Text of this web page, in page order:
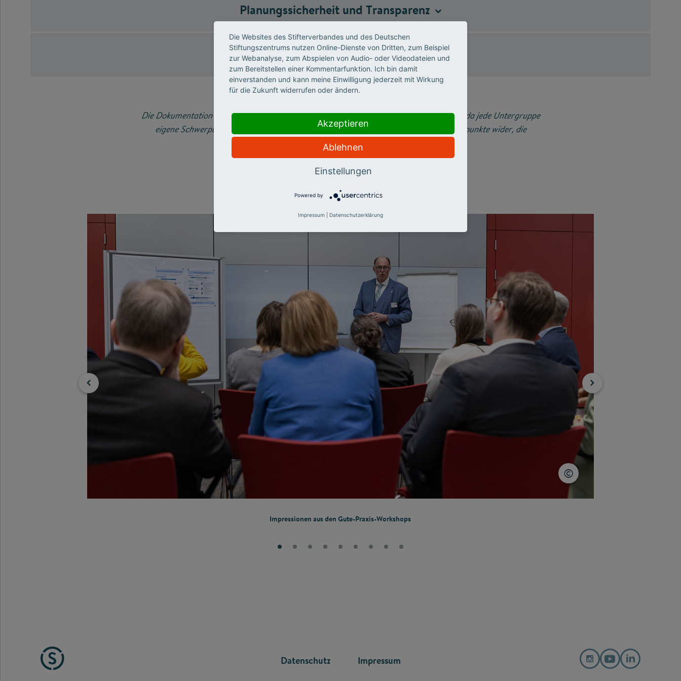
Planungssicherheit und Transparenz
Haushalts- undRechtsfragen
Die Dokumentation der Gute-Praxis-Workshop-Ergebnisse variiert in Umfang und Tiefe, da jede Untergruppe
eigene Schwerpunkte setzte. Dies spiegelt die Vielfalt der Arbeitsprozesse und Schwerpunkte wider, die
während des gesamten zweitägigen Workshops entstanden.
Impressionen aus den Gute-Praxis-Workshops
FOOTER
Datenschutz Impressum
Die Websites des Stifterverbandes und des Deutschen
Stiftungszentrums nutzen Online-Dienste von Dritten, zum Beispiel
zur Webanalyse, zum Abspielen von Audio- oder Videodateien und
zum Bereitstellen einer Kommentarfunktion. Ich bin damit
einverstanden und kann meine Einwilligung jederzeit mit Wirkung
für die Zukunft widerrufen oder ändern.
Akzeptieren
Ablehnen
Einstellungen
Powered by
Impressum Datenschutzerklärung